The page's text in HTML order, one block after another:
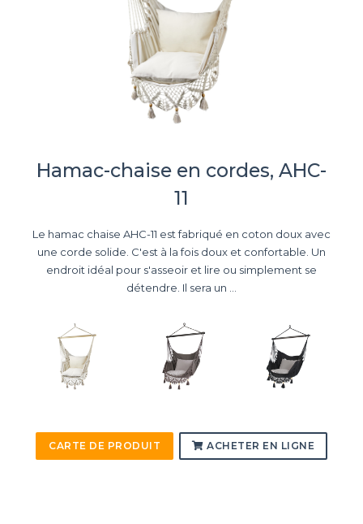
Hamac-chaise en cordes, AHC-
11
Le hamac chaise AHC-11 est fabriqué en coton doux avec
une corde solide. C'est à la fois doux et confortable. Un
endroit idéal pour s'asseoir et lire ou simplement se
détendre. Il sera un ...
CARTE DE PRODUIT ACHETER EN LIGNE